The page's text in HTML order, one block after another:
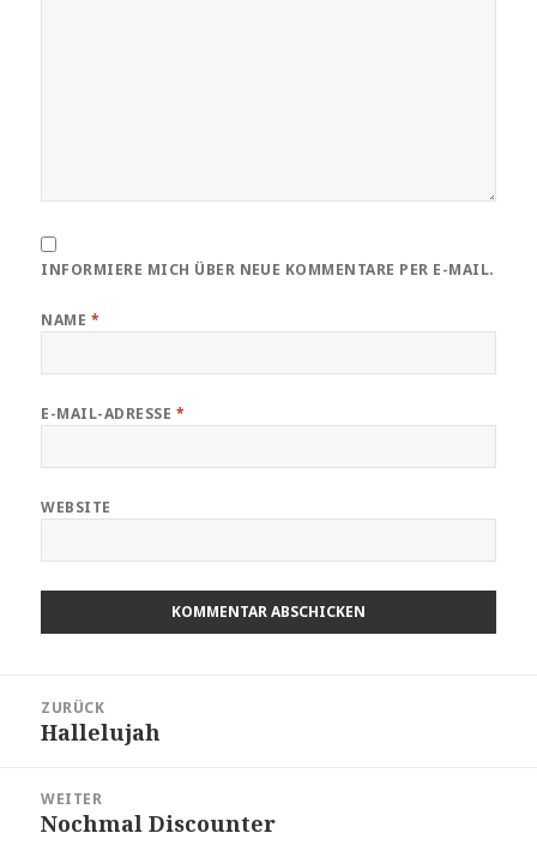
INFORMIERE MICH ÜBER NEUE KOMMENTARE PER E-MAIL.
NAME *
E-MAIL-ADRESSE *
WEBSITE
ZURÜCK
Vorheriger
Hallelujah
WEITER
Nächster
Nochmal Discounter